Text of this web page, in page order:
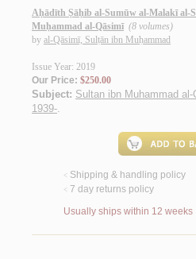
Aḥādīth Ṣāḥib al-Sumūw al-Malakī al-
Muḥammad al-Qāsimī (8 volumes)
by al-Qāsimī, Sulṭān ibn Muḥammad
Issue Year: 2019
Our Price: $250.00
Subject: Sultan ibn Muhammad
1939-.
< Shipping & handling policy
< 7 day returns policy
Usually ships within 12 weeks